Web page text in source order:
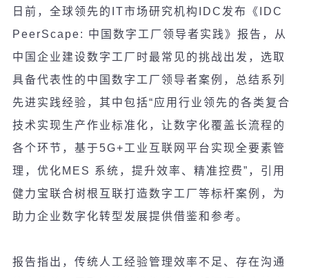
日前，全球领 先的 IT市场研究机构 IDC 发布《
IDC
PeerScape: 中国数字工厂领导者实 践》 报 告，从
中国企业 建设数字工厂 时最常 见 的挑战出 发 ， 选取
具备代表性的中国数字工厂领导者案例， 总结 系列
先进实 践经验 ，其中包括“应用行业领先的各类复合
技术实现生产作业标准化，让数字化覆盖长流程的
各个环节，基于5G+工 业 互联 网平台 实现全要素管
理， 优化 MES 系统 ，提升效率、精准控费” ，引用
健力宝联合树根互联打造数字工厂等标杆案例， 为
助力企业数字化转型 发 展提供借鉴和参考。
报告指出，传统人工经验管理效率不足、存在沟通